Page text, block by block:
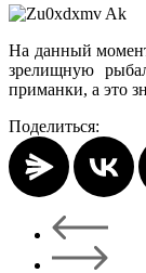
На данный
зрелищную
приманки, а это
Поделиться: